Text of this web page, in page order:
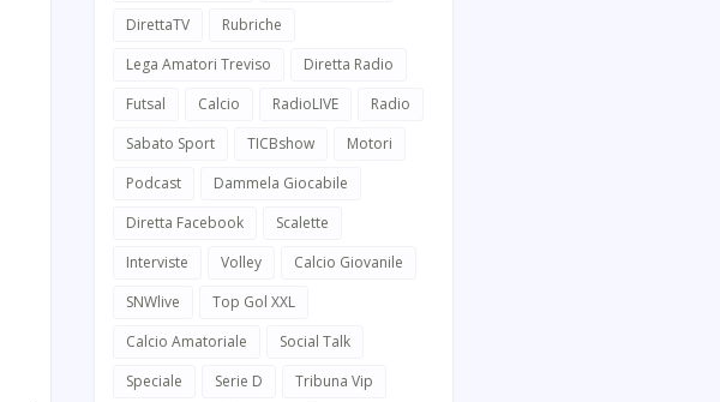
DirettaTV
Rubriche
Lega Amatori Treviso
Diretta Radio
Futsal
Calcio RadioLIVE
Radio
Sabato Sport
TICBshow
Motori
Podcast
Dammela Giocabile
Diretta Facebook
Scalette
Interviste
Volley
Calcio Giovanile
SNWlive
Top Gol XXL
Calcio Amatoriale
Social Talk
Speciale
Serie D
Tribuna Vip